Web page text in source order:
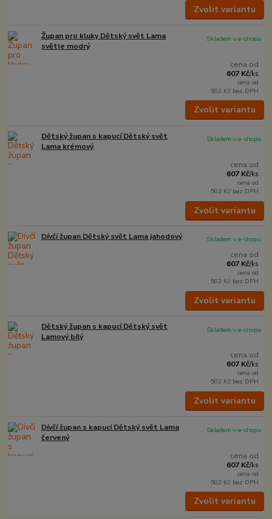
Zvolit variantu
Župan pro kluky Dětský svět Lama
světle modrý
cena od
607 Kč/ks
cena od
502 Kč bez DPH
Skladem v e-shopu
Zvolit variantu
Dětský župan s kapucí Dětský svět
Lama krémový
cena od
607 Kč/ks
cena od
502 Kč bez DPH
Skladem v e-shopu
Zvolit variantu
Dívčí župan Dětský svět Lama jahodový
cena od
607 Kč/ks
cena od
502 Kč bez DPH
Skladem v e-shopu
Zvolit variantu
Dětský župan s kapucí Dětský svět
Lamový bílý
cena od
607 Kč/ks
cena od
502 Kč bez DPH
Skladem v e-shopu
Zvolit variantu
Dívčí župan s kapucí Dětský svět Lama
červený
cena od
607 Kč/ks
cena od
502 Kč bez DPH
Skladem v e-shopu
Zvolit variantu